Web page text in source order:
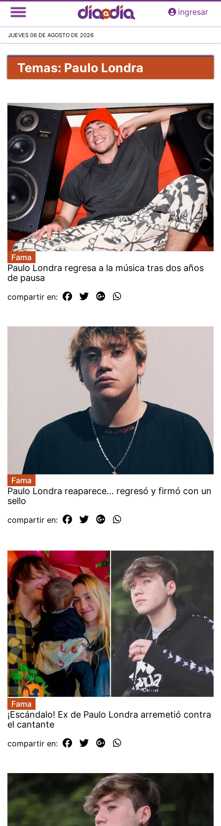
Pasar
al
principal
ingresar
JUEVES 06 DE AGOSTO DE 2026
Temas: Paulo Londra
Fama
Paulo Londra regresa a la música tras dos años
de pausa
compartir en:
Fama
Paulo Londra reaparece... regresó y firmó con un
sello
compartir en:
Fama
¡Escándalo! Ex de Paulo Londra arremetió contra
el cantante
compartir en: